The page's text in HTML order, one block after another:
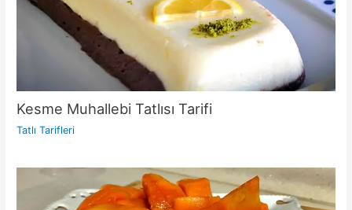
Kesme Muhallebi Tatlısı Tarifi
Tatlı Tarifleri